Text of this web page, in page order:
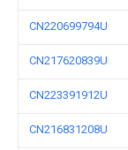
CN220699794U
CN217620839U
CN223391912U
CN216831208U